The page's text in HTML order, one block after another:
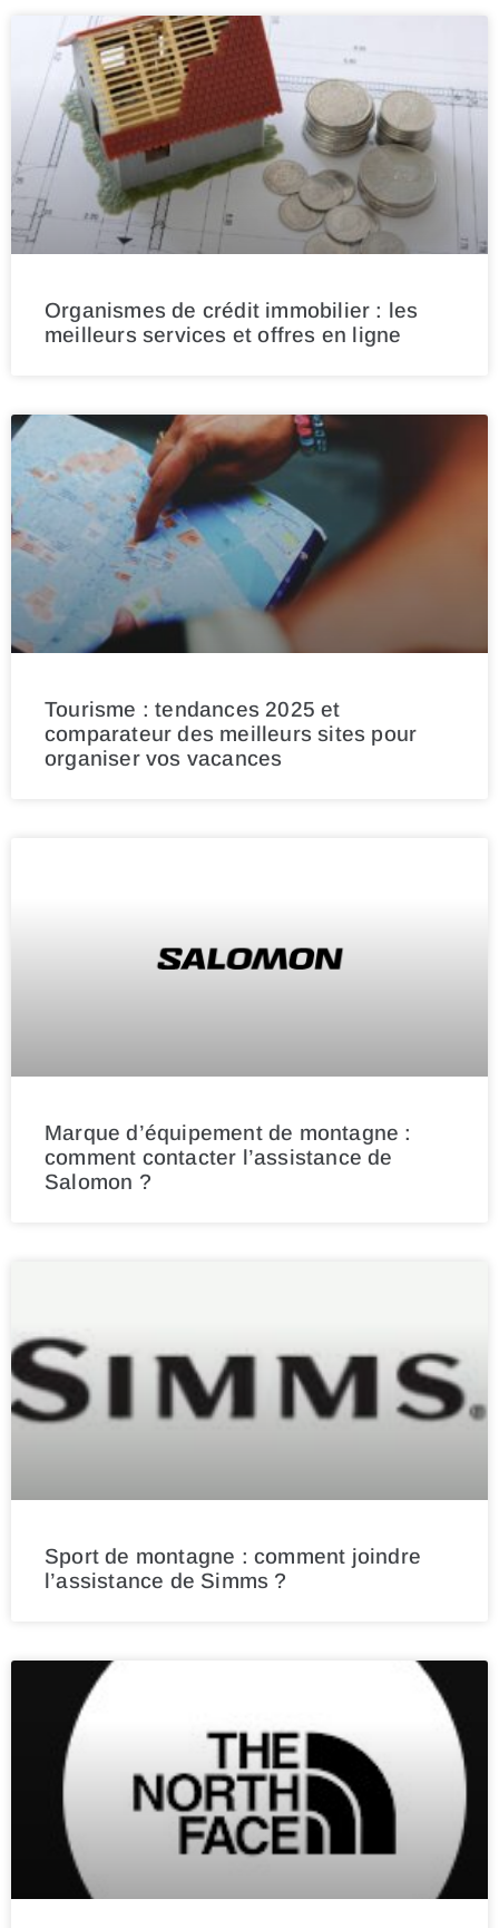
Organismes de crédit immobilier : les
meilleurs services et offres en ligne
Tourisme : tendances 2025 et
comparateur des meilleurs sites pour
organiser vos vacances
Marque d’équipement de montagne :
comment contacter l’assistance de
Salomon ?
Sport de montagne : comment joindre
l’assistance de Simms ?